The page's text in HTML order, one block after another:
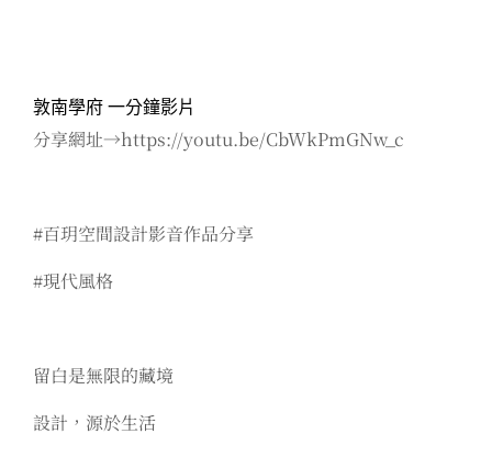
敦南學府 一分鐘影片
分享網址→https://youtu.be/CbWkPmGNw_c
#百玥空間設計影音作品分享
#現代風格
留白是無限的藏境
設計，源於生活